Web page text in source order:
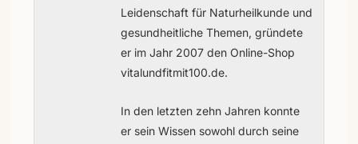
Leidenschaft für Naturheilkunde und
gesundheitliche Themen, gründete
er im Jahr 2007 den Online-Shop
vitalundfitmit100.de.
In den letzten zehn Jahren konnte
er sein Wissen sowohl durch seine